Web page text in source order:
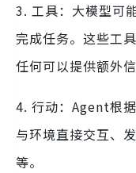
3. 工具：大模型可
完成任务。这些工
任何可以提供额外
4. 行动：Agent根
与环境直接交互、
等。